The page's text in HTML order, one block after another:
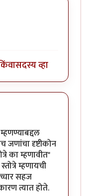
सदस्य व्हा
जणांचा दृष्टीकोन
का म्हणावीत"
म्हणायची
सहज
त्यात होते.